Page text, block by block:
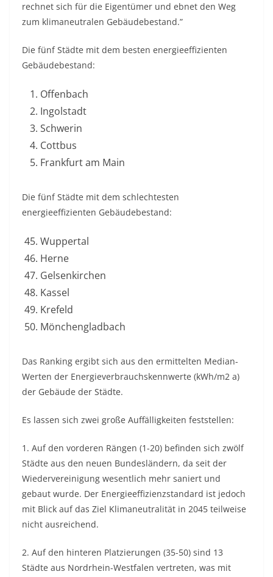
rechnet sich für die Eigentümer und ebnet den Weg
zum klimaneutralen Gebäudebestand.”
Die fünf Städte mit dem besten energieeffizienten
Gebäudebestand:
Offenbach
Ingolstadt
Schwerin
Cottbus
Frankfurt am Main
Die fünf Städte mit dem schlechtesten
energieeffizienten Gebäudebestand:
Wuppertal
Herne
Gelsenkirchen
Kassel
Krefeld
Mönchengladbach
Das Ranking ergibt sich aus den ermittelten Median-
Werten der Energieverbrauchskennwerte (kWh/m2 a)
der Gebäude der Städte.
Es lassen sich zwei große Auffälligkeiten feststellen:
1. Auf den vorderen Rängen (1-20) befinden sich zwölf
Städte aus den neuen Bundesländern, da seit der
Wiedervereinigung wesentlich mehr saniert und
gebaut wurde. Der Energieeffizienzstandard ist jedoch
mit Blick auf das Ziel Klimaneutralität in 2045 teilweise
nicht ausreichend.
2. Auf den hinteren Platzierungen (35-50) sind 13
Städte aus Nordrhein-Westfalen vertreten, was mit